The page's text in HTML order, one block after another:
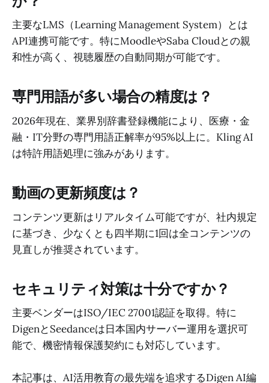
主要なLMS（Learning Management System）とは
API連携可能です。特にMoodleやSaba Cloudとの親
和性が高く、視聴履歴の自動同期が可能です。
専門用語が多い場合の精度は？
2026年現在、業界別辞書登録機能により、医療・金
融・IT分野の専門用語正解率が95%以上に。Kling AI
は特許用語処理に強みがあります。
動画の更新頻度は？
コンテンツ更新はリアルタイム可能ですが、社内規定
に基づき、少なくとも四半期に1回は全コンテンツの
見直しが推奨されています。
セキュリティ対策は十分ですか？
主要ベンダーはISO/IEC 27001認証を取得。特に
DigenとSeedanceは日本国内サーバー運用を選択可
能で、機密情報保護契約にも対応しています。
本記事は、AI活用教育の最先端を追求するDigen AI編